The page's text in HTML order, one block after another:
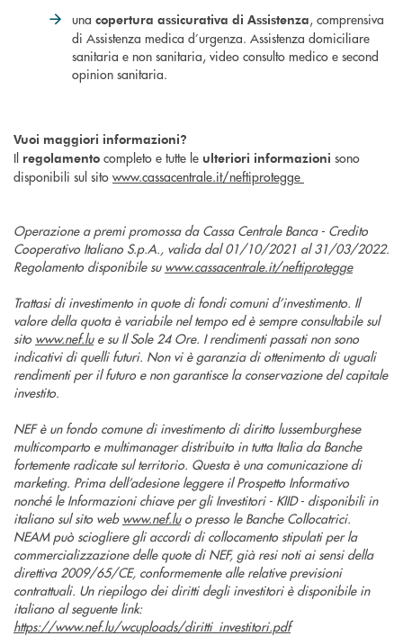
una copertura assicurativa di Assistenza, comprensiva
di Assistenza medica d’urgenza. Assistenza domiciliare
sanitaria e non sanitaria, video consulto medico e second
opinion sanitaria.
Vuoi maggiori informazioni?
Il regolamento completo e tutte le ulteriori informazioni sono
disponibili sul sito www.cassacentrale.it/neftiprotegge
Operazione a premi promossa da Cassa Centrale Banca - Credito
Cooperativo Italiano S.p.A., valida dal 01/10/2021 al 31/03/2022.
Regolamento disponibile su www.cassacentrale.it/neftiprotegge
Trattasi di investimento in quote di fondi comuni d’investimento. Il
valore della quota è variabile nel tempo ed è sempre consultabile sul
sito www.nef.lue su Il Sole 24 Ore. I rendimenti passati non sono
indicativi di quelli futuri. Non vi è garanzia di ottenimento di uguali
rendimenti per il futuro e non garantisce la conservazione del capitale
investito.
NEF è un fondo comune di investimento di diritto lussemburghese
multicomparto e multimanager distribuito in tutta Italia da Banche
fortemente radicate sul territorio. Questa è una comunicazione di
marketing. Prima dell’adesione leggere il Prospetto Informativo
nonché le Informazioni chiave per gli Investitori - KIID - disponibili in
italiano sul sito web www.nef.luo presso le Banche Collocatrici.
NEAM può sciogliere gli accordi di collocamento stipulati per la
commercializzazione delle quote di NEF, già resi noti ai sensi della
direttiva 2009/65/CE, conformemente alle relative previsioni
contrattuali. Un riepilogo dei diritti degli investitori è disponibile in
italiano al seguente link:
https://www.nef.lu/wcuploads/diritti_investitori.pdf